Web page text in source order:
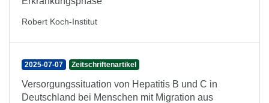
Robert Koch-Institut
2025-07-07 Zeitschriftenartikel
Versorgungssituation von Hepatitis B und C in
Deutschland bei Menschen mit Migration aus